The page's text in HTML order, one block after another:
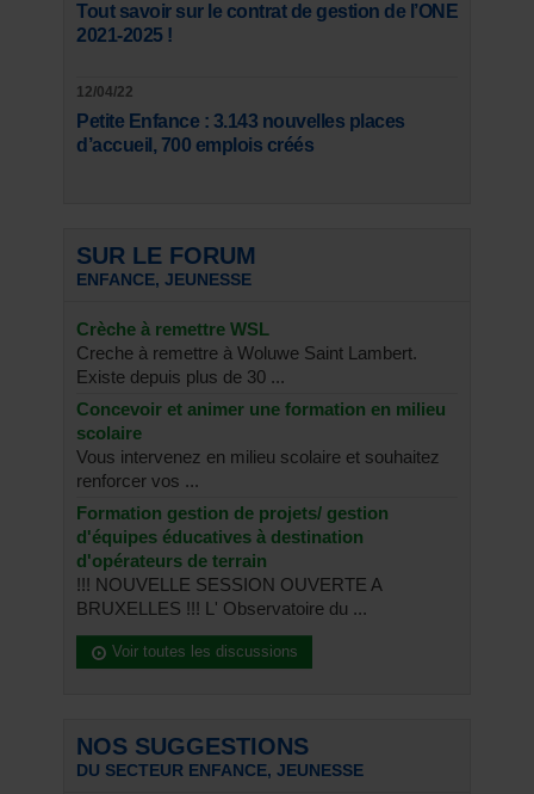
Tout savoir sur le contrat de gestion de l’ONE
2021-2025 !
12/04/22
Petite Enfance : 3.143 nouvelles places
d’accueil, 700 emplois créés
SUR LE FORUM
ENFANCE, JEUNESSE
Crèche à remettre WSL
Creche à remettre à Woluwe Saint Lambert.
Existe depuis plus de 30 ...
Concevoir et animer une formation en milieu
scolaire
Vous intervenez en milieu scolaire et souhaitez
renforcer vos ...
Formation gestion de projets/ gestion
d'équipes éducatives à destination
d'opérateurs de terrain
!!! NOUVELLE SESSION OUVERTE A
BRUXELLES !!! L' Observatoire du ...
Voir toutes les discussions
NOS SUGGESTIONS
DU SECTEUR ENFANCE, JEUNESSE